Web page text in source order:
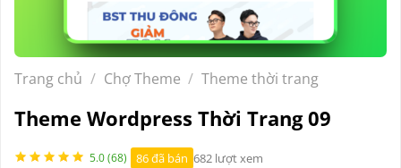
Trang chủ / Chợ Theme / Theme thời trang
Theme Wordpress Thời Trang 09
5.0 (68) 86 đã bán 682 lượt xem